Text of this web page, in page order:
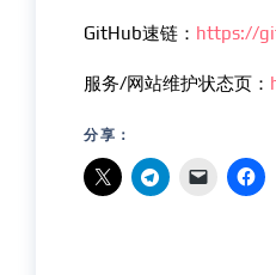
GitHub速链： https://
服务/网站维护状态页：
分享：